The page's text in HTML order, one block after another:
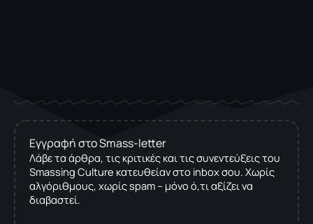
Εγγραφή στο Smass-letter
Λάβε τα άρθρα, τις κριτικές και τις συνεντεύξεις του
Smassing Culture κατευθείαν στο inbox σου. Χωρίς
αλγόριθμους, χωρίς spam – μόνο ό,τι αξίζει να
διαβαστεί.